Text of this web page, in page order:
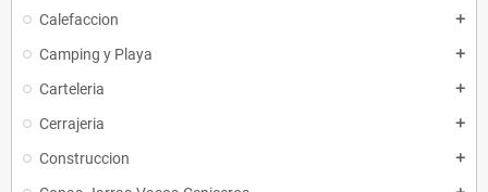
Calefaccion add
Camping y Playa add
Carteleria add
Cerrajeria add
Construccion add